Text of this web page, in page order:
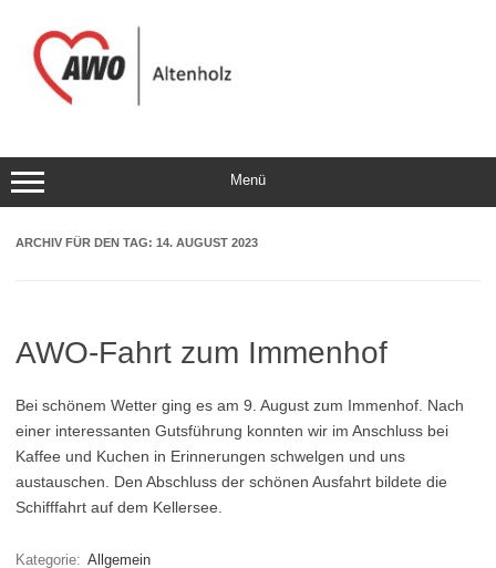
springen
Menü
ARCHIV FÜR DEN TAG: 14. AUGUST 2023
AWO-Fahrt zum Immenhof
Bei schönem Wetter ging es am 9. August zum Immenhof. Nach
einer interessanten Gutsführung konnten wir im Anschluss bei
Kaffee und Kuchen in Erinnerungen schwelgen und uns
austauschen. Den Abschluss der schönen Ausfahrt bildete die
Schifffahrt auf dem Kellersee.
Kategorie: Allgemein